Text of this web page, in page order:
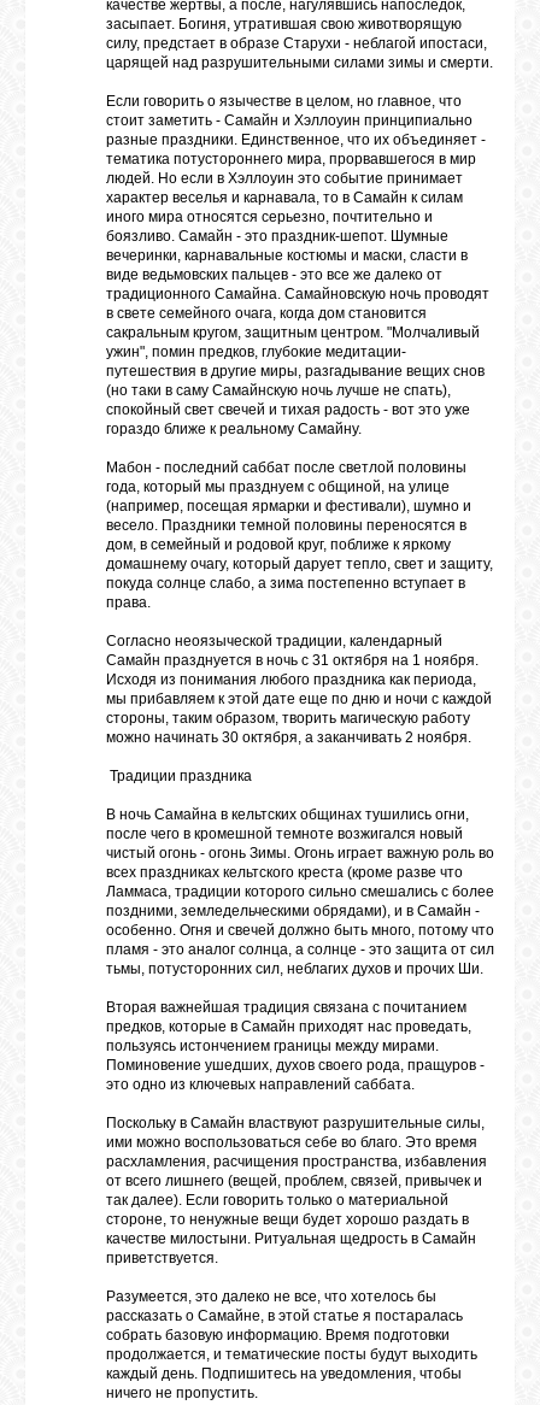
качестве жертвы, а после, нагулявшись напоследок,
засыпает. Богиня, утратившая свою животворящую
силу, предстает в образе Старухи - неблагой ипостаси,
царящей над разрушительными силами зимы и смерти.
Если говорить о язычестве в целом, но главное, что
стоит заметить - Самайн и Хэллоуин принципиально
разные праздники. Единственное, что их объединяет -
тематика потустороннего мира, прорвавшегося в мир
людей. Но если в Хэллоуин это событие принимает
характер веселья и карнавала, то в Самайн к силам
иного мира относятся серьезно, почтительно и
боязливо. Самайн - это праздник-шепот. Шумные
вечеринки, карнавальные костюмы и маски, сласти в
виде ведьмовских пальцев - это все же далеко от
традиционного Самайна. Самайновскую ночь проводят
в свете семейного очага, когда дом становится
сакральным кругом, защитным центром. "Молчаливый
ужин", помин предков, глубокие медитации-
путешествия в другие миры, разгадывание вещих снов
(но таки в саму Самайнскую ночь лучше не спать),
спокойный свет свечей и тихая радость - вот это уже
гораздо ближе к реальному Самайну.
Мабон - последний саббат после светлой половины
года, который мы празднуем с общиной, на улице
(например, посещая ярмарки и фестивали), шумно и
весело. Праздники темной половины переносятся в
дом, в семейный и родовой круг, поближе к яркому
домашнему очагу, который дарует тепло, свет и защиту,
покуда солнце слабо, а зима постепенно вступает в
права.
Согласно неоязыческой традиции, календарный
Самайн празднуется в ночь с 31 октября на 1 ноября.
Исходя из понимания любого праздника как периода,
мы прибавляем к этой дате еще по дню и ночи с каждой
стороны, таким образом, творить магическую работу
можно начинать 30 октября, а заканчивать 2 ноября.
Традиции праздника
В ночь Самайна в кельтских общинах тушились огни,
после чего в кромешной темноте возжигался новый
чистый огонь - огонь Зимы. Огонь играет важную роль во
всех праздниках кельтского креста (кроме разве что
Ламмаса, традиции которого сильно смешались с более
поздними, земледельческими обрядами), и в Самайн -
особенно. Огня и свечей должно быть много, потому что
пламя - это аналог солнца, а солнце - это защита от сил
тьмы, потусторонних сил, неблагих духов и прочих Ши.
Вторая важнейшая традиция связана с почитанием
предков, которые в Самайн приходят нас проведать,
пользуясь истончением границы между мирами.
Поминовение ушедших, духов своего рода, пращуров -
это одно из ключевых направлений саббата.
Поскольку в Самайн властвуют разрушительные силы,
ими можно воспользоваться себе во благо. Это время
расхламления, расчищения пространства, избавления
от всего лишнего (вещей, проблем, связей, привычек и
так далее). Если говорить только о материальной
стороне, то ненужные вещи будет хорошо раздать в
качестве милостыни. Ритуальная щедрость в Самайн
приветствуется.
Разумеется, это далеко не все, что хотелось бы
рассказать о Самайне, в этой статье я постаралась
собрать базовую информацию. Время подготовки
продолжается, и тематические посты будут выходить
каждый день. Подпишитесь на уведомления, чтобы
ничего не пропустить.